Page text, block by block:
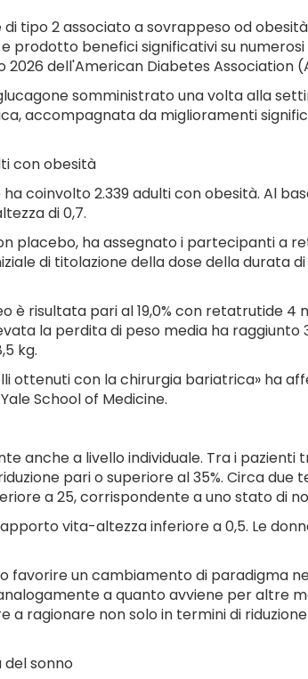
tipo 2 associato a sovrappeso od
prodotto benefici significativi su
2026 dell'American Diabetes Association
somministrato una volta alla
accompagnata da miglioramenti
con obesità
coinvolto 2.339 adulti con obesità. Al
di 0,7.
placebo, ha assegnato i partecipanti a
di titolazione della dose della
risultata pari al 19,0% con retatrutide 4
la perdita di peso media ha
kg.
ottenuti con la chirurgia bariatrica» ha
School of Medicine.
anche a livello individuale. Tra i
pari o superiore al 35%. Circa
a 25, corrispondente a uno stato di
vita-altezza inferiore a 0,5. Le
un cambiamento di paradigma
a quanto avviene per altre
ragionare non solo in termini di
sonno